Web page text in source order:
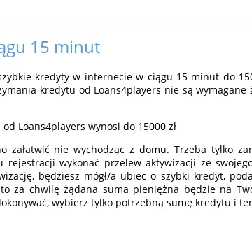
15 minut
kredyty w internecie w ciągu 15 minut do
kredytu od Loans4players nie są
Loans4players wynosi do 15000 zł
załatwić nie wychodząc z domu. Trzeba tylko
rejestracji wykonać przelew aktywizacji ze
będziesz mógł/a ubiec o szybki kredyt,
za chwilę żądana suma pieniężna będzie na
wybierz tylko potrzebną sumę kredytu i